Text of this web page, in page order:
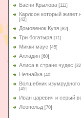
Басни Крылова [111]
Карлсон который живет
[42]
Домовенок Кузя [82]
Три богатыря [71]
Микки маус [45]
Алладин [60]
Aлиса в стране чудес [32]
Незнайка [40]
Волшебник изумрудного
[45]
Иван царевич и серый
Леопольд [70]